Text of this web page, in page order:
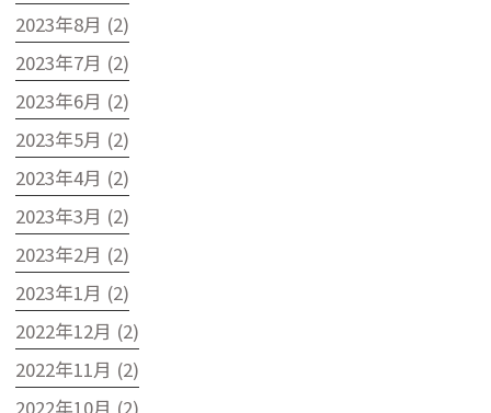
2023年8月 (2)
2023年7月 (2)
2023年6月 (2)
2023年5月 (2)
2023年4月 (2)
2023年3月 (2)
2023年2月 (2)
2023年1月 (2)
2022年12月 (2)
2022年11月 (2)
2022年10月 (2)